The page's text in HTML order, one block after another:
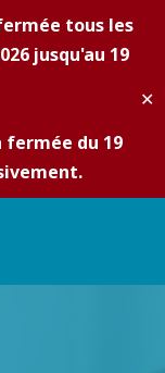
tous les
jusqu'au 19
fermée du 19
✕